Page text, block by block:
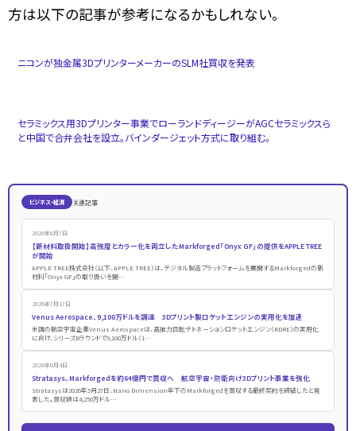
方は以下の記事が参考になるかもしれない。
ニコンが独金属3DプリンターメーカーのSLM社買収を発表
セラミックス用3Dプリンター事業でローランドディージーがAGCセラミックスら
と中国で合弁会社を設立。バインダージェット方式に取り組む。
ビジネス・経済 关連記事
2026年8月7日
【新材料取扱開始】高強度とカラー化を両立したMarkforged「Onyx GF」の提供をAPPLE TREE
が開始
APPLE TREE株式会社（以下、APPLE TREE）は、デジタル製造プラットフォームを展開するMarkforgedの新
材料「Onyx GF」の取り扱いを開…
2026年7月17日
Venus Aerospace、9,100万ドルを調達 3Dプリント製ロケットエンジンの実用化を加速
米国の航空宇宙企業Venus Aerospaceは、高推力回転デトネーションロケットエンジン（RDRE）の実用化
に向け、シリーズBラウンドで9,100万ドル（1…
2026年6月4日
Stratasys、Markforgedを約64億円で買収へ 航空宇宙・防衛向け3Dプリント事業を強化
Stratasysは2026年5月27日、Nano Dimension傘下のMarkforgedを買収する最終契約を締結したと発
表した。買収額は4,250万ドル…